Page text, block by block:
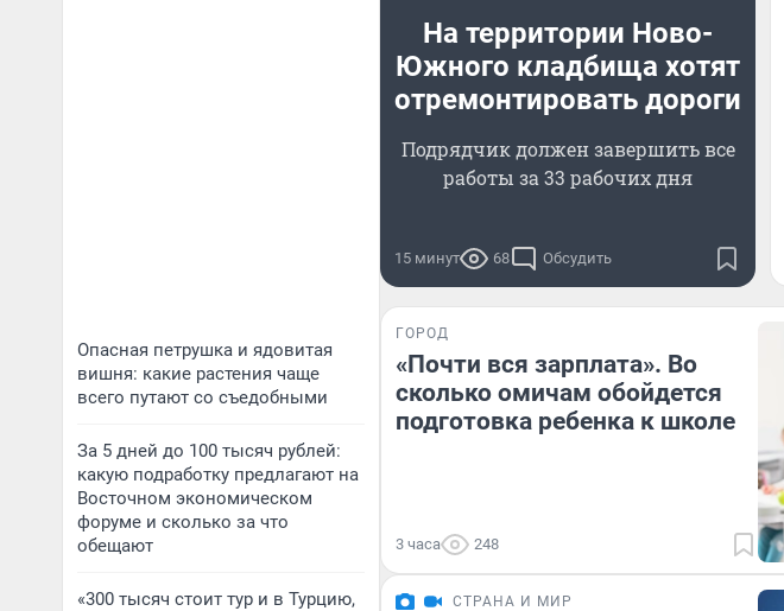
Опасная петрушка и ядовитая
вишня: какие растения чаще
всего путают со съедобными
За 5 дней до 100 тысяч рублей:
какую подработку предлагают на
Восточном экономическом
форуме и сколько за что
обещают
«300 тысяч стоит тур и в Турцию,
На территории Ново-
Южного кладбища хотят
отремонтировать дороги
Подрядчик должен завершить все
работы за 33 рабочих дня
15 минут 68 Обсудить
ГОРОД
«Почти вся зарплата». Во
сколько омичам обойдется
подготовка ребенка к школе
3 часа 248
СТРАНА И МИР